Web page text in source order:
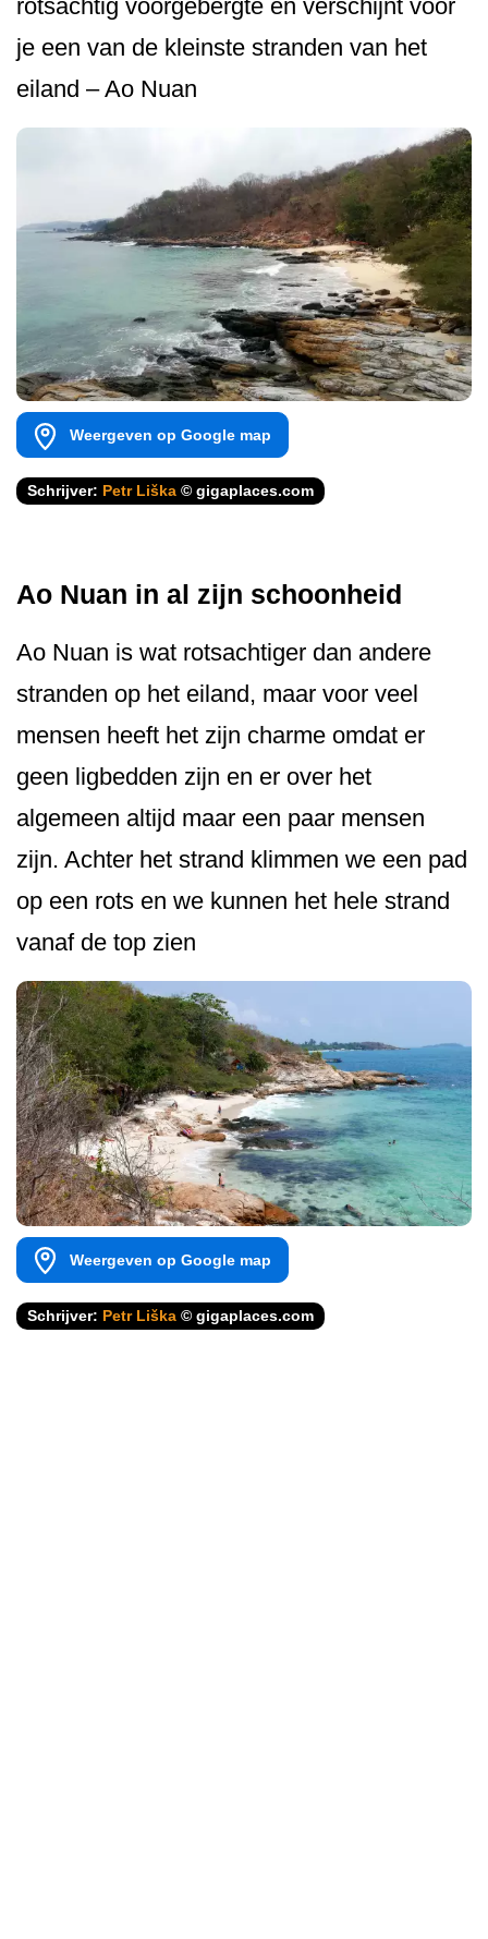
rotsachtig voorgebergte en verschijnt voor
je een van de kleinste stranden van het
eiland – Ao Nuan
Weergeven op Google map
Schrijver: Petr Liška © gigaplaces.com
Ao Nuan in al zijn schoonheid
Ao Nuan is wat rotsachtiger dan andere
stranden op het eiland, maar voor veel
mensen heeft het zijn charme omdat er
geen ligbedden zijn en er over het
algemeen altijd maar een paar mensen
zijn. Achter het strand klimmen we een pad
op een rots en we kunnen het hele strand
vanaf de top zien
Weergeven op Google map
Schrijver: Petr Liška © gigaplaces.com